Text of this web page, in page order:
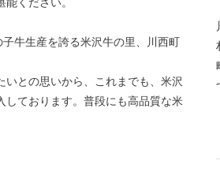
ください。
牛生産を誇る米沢牛の里、川西町
との思いから、これまでも、米沢
しております。普段にも高品質な米